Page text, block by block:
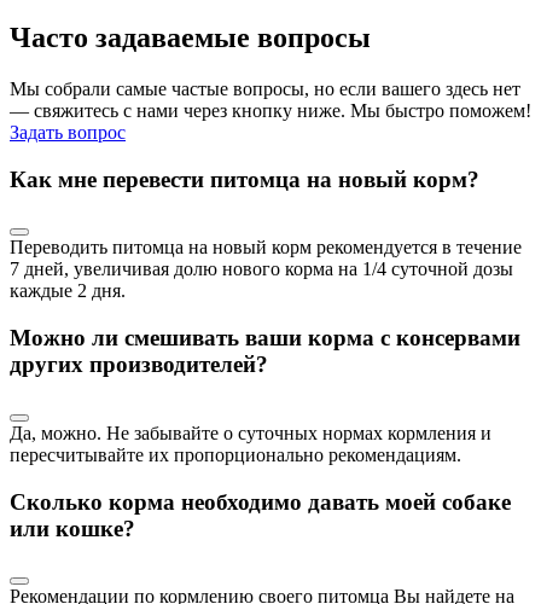
Часто задаваемые вопросы
Мы собрали самые частые вопросы, но если вашего здесь нет
— свяжитесь с нами через кнопку ниже. Мы быстро поможем!
Задать вопрос
Как мне перевести питомца на новый корм?
Переводить питомца на новый корм рекомендуется в течение
7 дней, увеличивая долю нового корма на 1/4 суточной дозы
каждые 2 дня.
Можно ли смешивать ваши корма с консервами
других производителей?
Да, можно. Не забывайте о суточных нормах кормления и
пересчитывайте их пропорционально рекомендациям.
Сколько корма необходимо давать моей собаке
или кошке?
Рекомендации по кормлению своего питомца Вы найдете на